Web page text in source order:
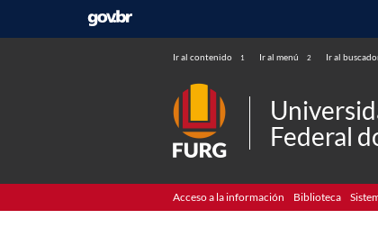
Ir al contenido 1 Ir al menú 2 Ir al
Federal
Acceso a la información Biblioteca